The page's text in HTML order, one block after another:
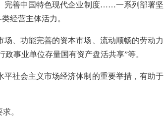
完善中国特色现代企业制度……一系列部署坚
经营主体活力。
、功能完善的资本市场、流动顺畅的劳动力
事业单位存量国有资产盘活共享”等。
社会主义市场经济体制的重要举措，有助于
。